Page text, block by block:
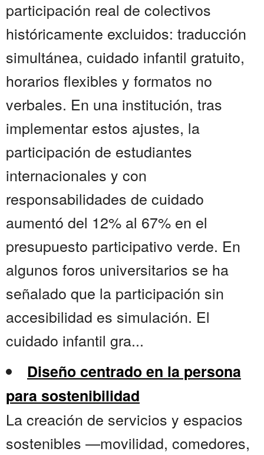
participación real de colectivos
históricamente excluidos: traducción
simultánea, cuidado infantil gratuito,
horarios flexibles y formatos no
verbales. En una institución, tras
implementar estos ajustes, la
participación de estudiantes
internacionales y con
responsabilidades de cuidado
aumentó del 12% al 67% en el
presupuesto participativo verde. En
algunos foros universitarios se ha
señalado que la participación sin
accesibilidad es simulación. El
cuidado infantil gra...
Diseño centrado en la persona
para sostenibilidad
La creación de servicios y espacios
sostenibles —movilidad, comedores,